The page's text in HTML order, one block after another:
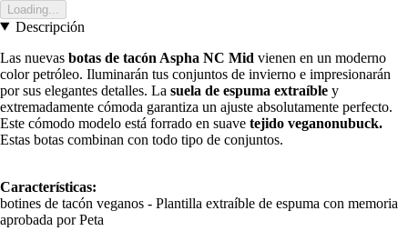
Loading...
Descripción
Las nuevas botas de tacón Aspha NC Mid vienen en un moderno
color petróleo. Iluminarán tus conjuntos de invierno e impresionarán
por sus elegantes detalles. La suela de espuma extraíble y
extremadamente cómoda garantiza un ajuste absolutamente perfecto.
Este cómodo modelo está forrado en suave tejido veganonubuck.
Estas botas combinan con todo tipo de conjuntos.
Características:
botines de tacón veganos - Plantilla extraíble de espuma con memoria
aprobada por Peta